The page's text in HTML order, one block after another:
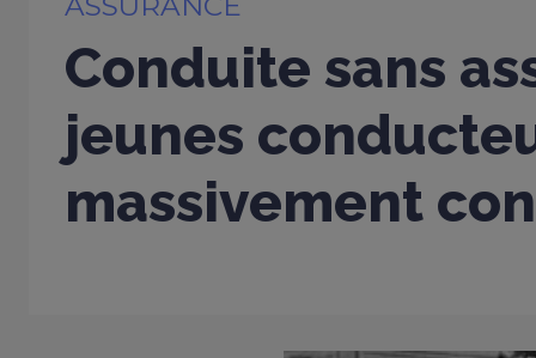
Conduite sans
jeunes
massivement